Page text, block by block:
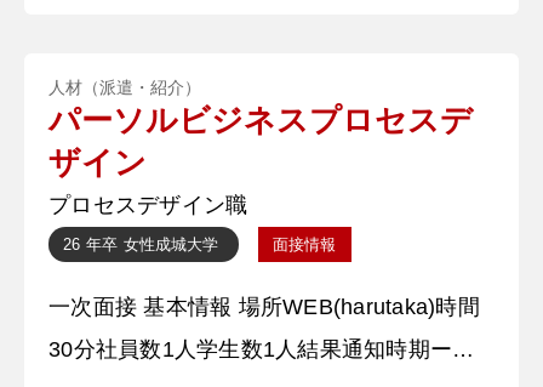
に対応する力です。飲食店のアルバイトで
は、予期せぬことが起きても、瞬時に優先順
位を判断し、効率的に行動する力が求められ
ました。 例えば、お客様がドリンクをこぼ
された際には、まずおしぼ
人材（派遣・紹介）
パーソルビジネスプロセスデ
ザイン
プロセスデザイン職
26 年卒 女性成城大学 面接情報
一次面接 基本情報 場所WEB(harutaka)時間
30分社員数1人学生数1人結果通知時期ー結